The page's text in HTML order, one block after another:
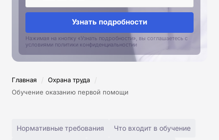
Узнать подробности
Нажимая на кнопку «Узнать подробности», вы соглашаетесь с
условиями политики конфиденциальностии
Главная / Охрана труда /
Обучение оказанию первой помощи
Нормативные требования Что входит в обучение